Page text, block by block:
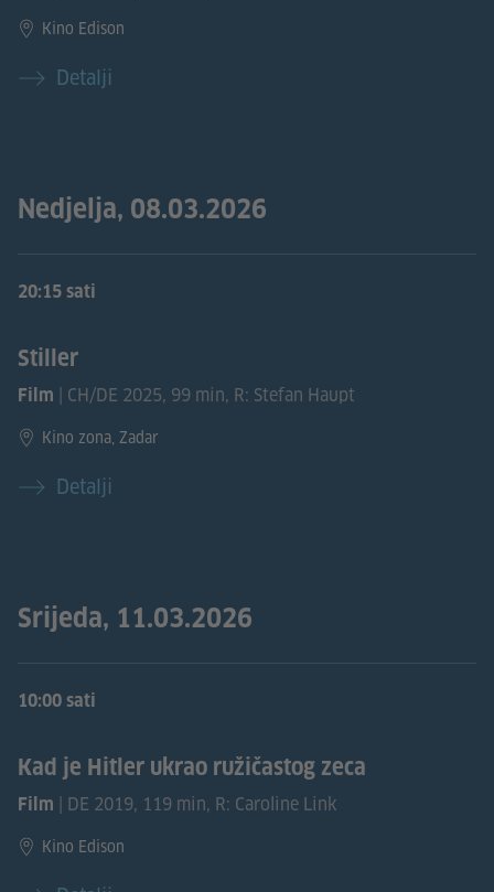
Kino Edison
Detalji
Nedjelja, 08.03.2026
20:15 sati
Stiller
Film | CH/DE 2025, 99 min, R: Stefan Haupt
Kino zona, Zadar
Detalji
Srijeda, 11.03.2026
10:00 sati
Kad je Hitler ukrao ružičastog zeca
Film | DE 2019, 119 min, R: Caroline Link
Kino Edison